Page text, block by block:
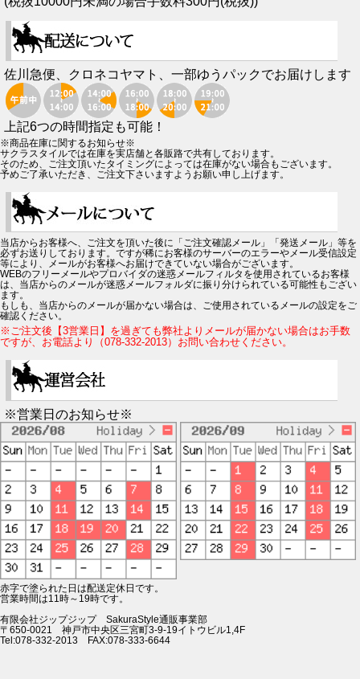
佐川急便、クロネコヤマト、一部ゆうパックでお届けします
上記6つの時間指定も可能！
※商品在庫に関するお知らせ※
サクラスタイルでは在庫を実店舗と各販路で共有しております。
そのため、ご注文頂いたタイミングによっては在庫がない場合もございます。
予めご了承いただき、ご注文下さいますようお願い申し上げます。
当店からお客様へ、ご注文を頂いた後に「ご注文確認メール」「発送メール」等を
必ずお送りしております。ですが稀にお客様のサーバーのエラーやメール受信設定
等により、メールがお客様へお届けできていない場合がございます。
WEBのフリーメールやプロバイダの迷惑メールフィルタを使用されているお客様
は、当店からのメールが迷惑メールフォルダに振り分けられている可能性もござい
ます。
もしも、当店からのメールが届かない場合は、ご使用されているメールの設定をご
確認ください。
※ご注文後【3営業日】を過ぎても弊社よりメールが届かない場合はお手数
ですが、お電話より（078-332-2013）お問い合わせください。
※営業日のお知らせ※
赤字で塗られた日は配送定休日です。
営業時間は11時～19時です。
有限会社ジップジップ SakuraStyle通販事業部
〒650-0021 神戸市中央区三宮町3-9-19イトウビル1,4F
Tel:078-332-2013 FAX:078-333-6644